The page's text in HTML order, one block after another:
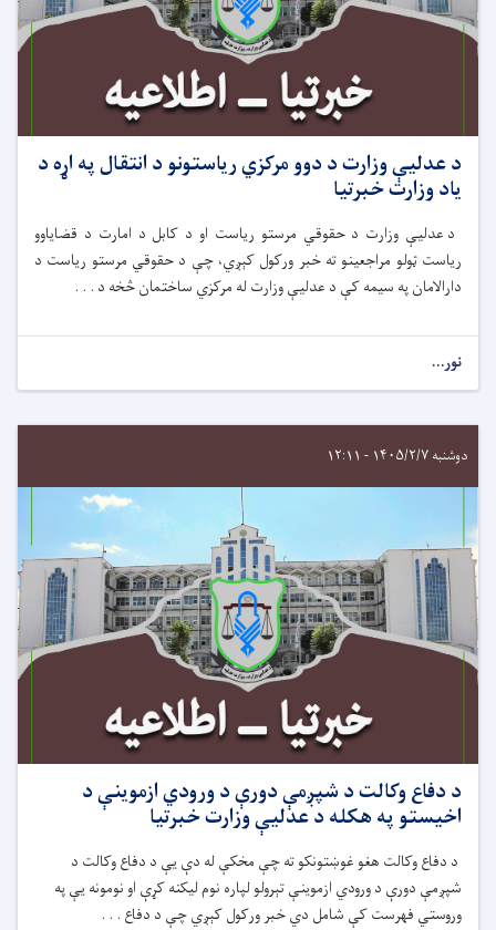
د عدلیې وزارت د دوو مرکزي ریاستونو د انتقال په اړه د
یاد وزارت خبرتیا
د عدلیې وزارت د حقوقي مرستو ریاست او د کابل د امارت د قضایاوو
ریاست ټولو مراجعینو ته خبر ورکول کېږي، چې د حقوقي مرستو ریاست د
دارالامان په سیمه کې د عدلیې وزارت له مرکزي ساختمان څخه د . . .
نور...
دوشنبه ۱۴۰۵/۲/۷ - ۱۲:۱۱
د دفاع وکالت د شپږمې دورې د ورودي ازموینې د
اخیستو په هکله د عدلیې وزارت خبرتیا
د دفاع وکالت هغو غوښتونکو ته چې مخکې له دې یې د دفاع وکالت د
شپږمې دورې د ورودي ازموینې تېرولو لپاره نوم لیکنه کړې او نومونه یې په
وروستي فهرست کې شامل دي خبر ورکول کېږي چې د دفاع . . .